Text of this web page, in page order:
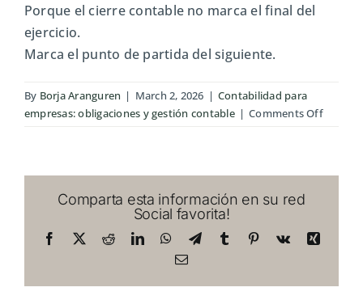
Porque el cierre contable no marca el final del
ejercicio.
Marca el punto de partida del siguiente.
By Borja Aranguren | March 2, 2026 | Contabilidad para
empresas: obligaciones y gestión contable | Comments Offon
Comparta esta información en su red
Social favorita!
Facebook
X RedditLinkedInWhatsApp
TelegramTumblr Pinterest
Vk
Xing
Email